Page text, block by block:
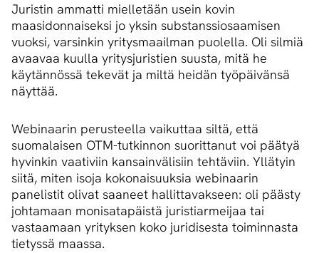
Juristin ammatti mielletään usein kovin
maasidonnaiseksi jo yksin substanssiosaamisen
vuoksi, varsinkin yritysmaailman puolella. Oli silmiä
avaavaa kuulla yritysjuristien suusta, mitä he
käytännössä tekevät ja miltä heidän työpäivänsä
näyttää.
Webinaarin perusteella vaikuttaa siltä, että
suomalaisen OTM-tutkinnon suorittanut voi päätyä
hyvinkin vaativiin kansainvälisiin tehtäviin. Yllätyin
siitä, miten isoja kokonaisuuksia webinaarin
panelistit olivat saaneet hallittavakseen: oli päästy
johtamaan monisatapäistä juristiarmeijaa tai
vastaamaan yrityksen koko juridisesta toiminnasta
tietyssä maassa.